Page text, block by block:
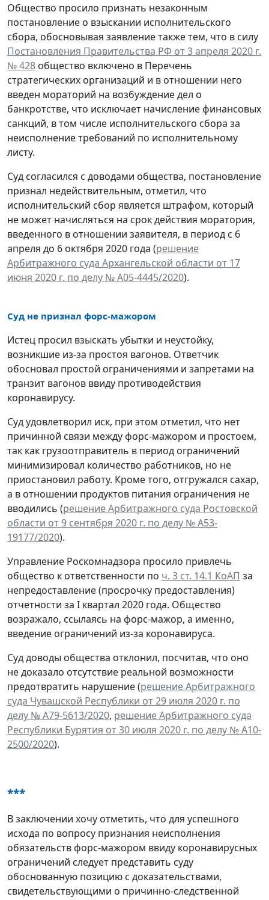
Общество просило признать незаконным
постановление о взыскании исполнительского
сбора, обосновывая заявление также тем, что в силу
Постановления Правительства РФ от 3 апреля 2020 г.
№ 428 общество включено в Перечень
стратегических организаций и в отношении него
введен мораторий на возбуждение дел о
банкротстве, что исключает начисление финансовых
санкций, в том числе исполнительского сбора за
неисполнение требований по исполнительному
листу.
Суд согласился с доводами общества, постановление
признал недействительным, отметил, что
исполнительский сбор является штрафом, который
не может начисляться на срок действия моратория,
введенного в отношении заявителя, в период с 6
апреля до 6 октября 2020 года (решение
Арбитражного суда Архангельской области от 17
июня 2020 г. по делу № А05-4445/2020).
Суд не признал форс-мажором
Истец просил взыскать убытки и неустойку,
возникшие из-за простоя вагонов. Ответчик
обосновал простой ограничениями и запретами на
транзит вагонов ввиду противодействия
коронавирусу.
Суд удовлетворил иск, при этом отметил, что нет
причинной связи между форс-мажором и простоем,
так как грузоотправитель в период ограничений
минимизировал количество работников, но не
приостановил работу. Кроме того, отгружался сахар,
а в отношении продуктов питания ограничения не
вводились (решение Арбитражного суда Ростовской
области от 9 сентября 2020 г. по делу № А53-
19177/2020).
Управление Роскомнадзора просило привлечь
общество к ответственности по ч. 3 ст. 14.1 КоАП за
непредоставление (просрочку предоставления)
отчетности за I квартал 2020 года. Общество
возражало, ссылаясь на форс-мажор, а именно,
введение ограничений из-за коронавируса.
Суд доводы общества отклонил, посчитав, что оно
не доказало отсутствие реальной возможности
предотвратить нарушение (решение Арбитражного
суда Чувашской Республики от 29 июля 2020 г. по
делу № А79-5613/2020, решение Арбитражного суда
Республики Бурятия от 30 июля 2020 г. по делу № А10-
2500/2020).
***
В заключении хочу отметить, что для успешного
исхода по вопросу признания неисполнения
обязательств форс-мажором ввиду коронавирусных
ограничений следует представить суду
обоснованную позицию с доказательствами,
свидетельствующими о причинно-следственной